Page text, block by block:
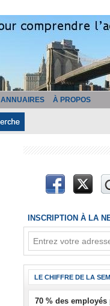
ANNUAIRES À PROPOS
INSCRIPTION À LA
LE CHIFFRE DE LA
70 % des employés